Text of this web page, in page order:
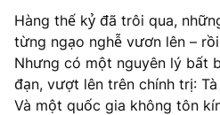
Hàng thế kỷ đã trôi qua,
từng ngạo nghễ vươn lên –
Nhưng có một nguyên lý bất
đạn, vượt lên trên chính trị:
Và một quốc gia không tôn